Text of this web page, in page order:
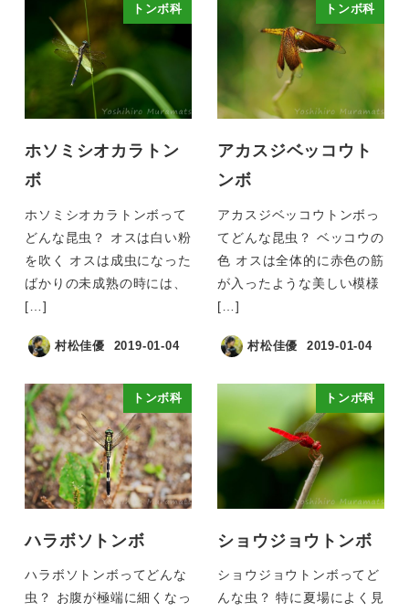
トンボ科
ホソミシオカラトン
ボ
ホソミシオカラトンボって
どんな昆虫？ オスは白い粉
を吹く オスは成虫になった
ばかりの未成熟の時には、
[…]
村松佳優 2019-01-04
トンボ科
アカスジベッコウト
ンボ
アカスジベッコウトンボっ
てどんな昆虫？ ベッコウの
色 オスは全体的に赤色の筋
が入ったような美しい模様
[…]
村松佳優 2019-01-04
トンボ科
ハラボソトンボ
ハラボソトンボってどんな
虫？ お腹が極端に細くなっ
トンボ科
ショウジョウトンボ
ショウジョウトンボってど
んな虫？ 特に夏場によく見